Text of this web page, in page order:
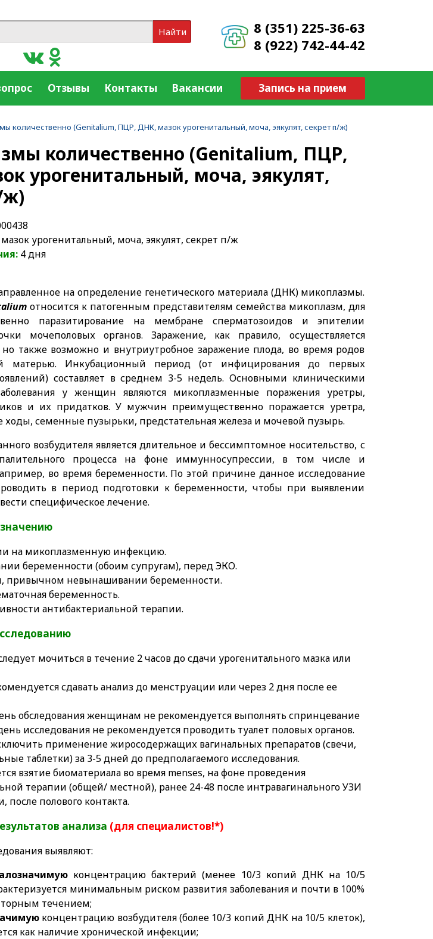
8 (351) 225-36-63
8 (922) 742-44-42
Найти
Запись на прием
Отзывы Контакты Вакансии
количественно (Genitalium, ПЦР, ДНК, мазок урогенитальный, моча, эякулят, секрет п/ж)
количественно (Genitalium, ПЦР,
урогенитальный, моча, эякулят,
ж)
мазок урогенитальный, моча, эякулят, секрет п/ж
4 дня
на определение генетического материала (ДНК) микоплазмы.
относится к патогенным представителям семейства микоплазм, для
паразитирование на мембране сперматозоидов и эпителии
мочеполовых органов. Заражение, как правило, осуществляется
также возможно и внутриутробное заражение плода, во время родов
матерью. Инкубационный период (от инфицирования до первых
составляет в среднем 3-5 недель. Основными клиническими
у женщин являются микоплазменные поражения уретры,
и их придатков. У мужчин преимущественно поражается уретра,
ходы, семенные пузырьки, предстательная железа и мочевой пузырь.
возбудителя является длительное и бессимптомное носительство, с
процесса на фоне иммунносупрессии, в том числе и
во время беременности. По этой причине данное исследование
в период подготовки к беременности, чтобы при выявлении
специфическое лечение.
на микоплазменную инфекцию.
беременности (обоим супругам), перед ЭКО.
привычном невынашивании беременности.
беременность.
антибактериальной терапии.
мочиться в течение 2 часов до сдачи урогенитального мазка или
сдавать анализ до менструации или через 2 дня после ее
обследования женщинам не рекомендуется выполнять спринцевание
исследования не рекомендуется проводить туалет половых органов.
применение жиросодержащих вагинальных препаратов (свечи,
таблетки) за 3-5 дней до предполагаемого исследования.
взятие биоматериала во время menses, на фоне проведения
терапии (общей/ местной), ранее 24-48 после интравагинального УЗИ
после полового контакта.
анализа (для специалистов!*)
выявляют:
концентрацию бактерий (менее 10/3 копий ДНК на 10/5
минимальным риском развития заболевания и почти в 100%
течением;
концентрацию возбудителя (более 10/3 копий ДНК на 10/5 клеток),
как наличие хронической инфекции;